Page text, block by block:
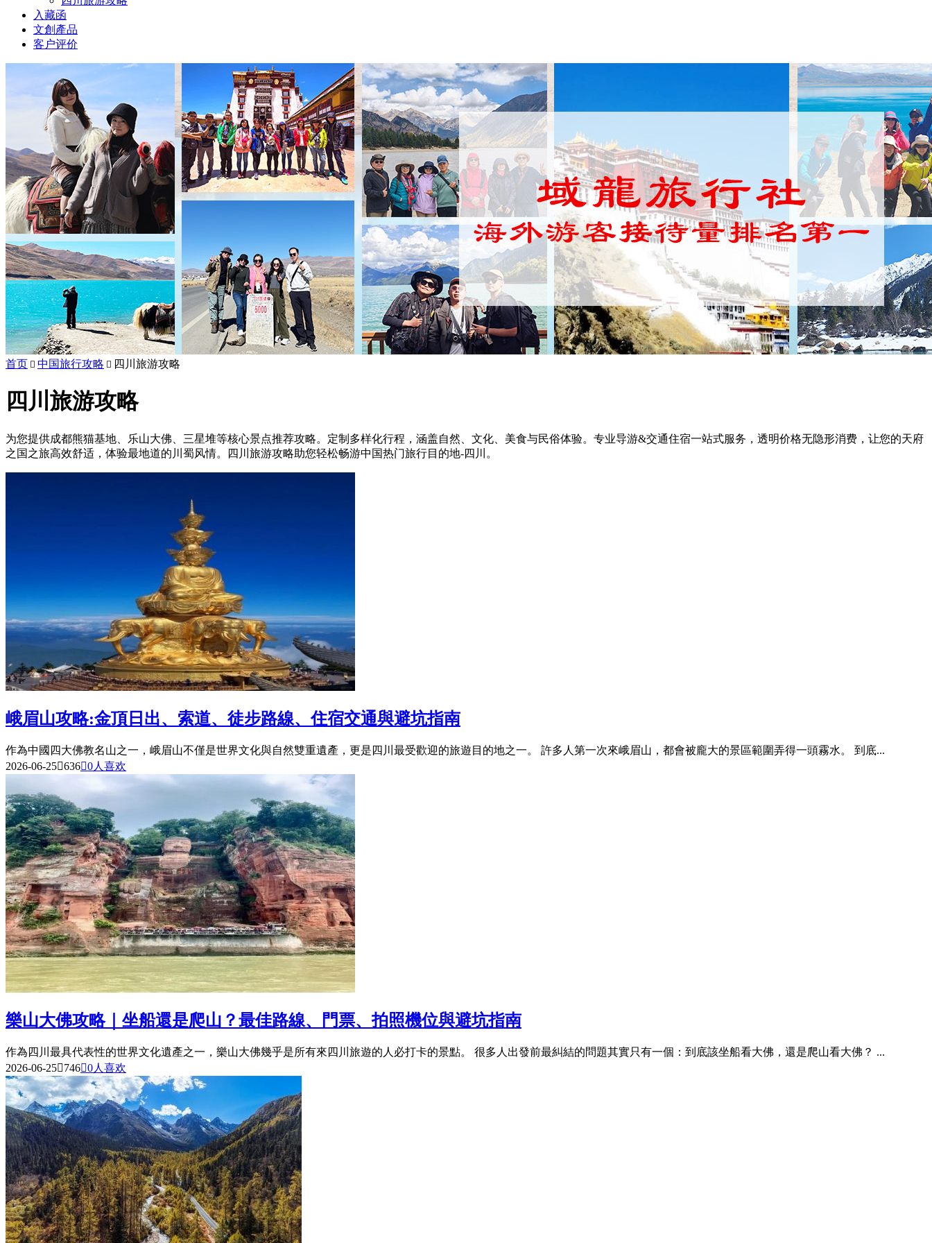
入藏函
文創產品
客户评价
首页  中国旅行攻略  四川旅游攻略
四川旅游攻略
为您提供成都熊猫基地、乐山大佛、三星堆等核心景点推荐攻略。定制多样化行程，涵盖自然、文化、美食与民俗体验。专业导游&交通住宿一站式服务，透明价格无隐形消费，让您的天府
之国之旅高效舒适，体验最地道的川蜀风情。四川旅游攻略助您轻松畅游中国热门旅行目的地-四川。
峨眉山攻略:金頂日出、索道、徒步路線、住宿交通與避坑指南
作為中國四大佛教名山之一，峨眉山不僅是世界文化與自然雙重遺產，更是四川最受歡迎的旅遊目的地之一。 許多人第一次來峨眉山，都會被龐大的景區範圍弄得一頭霧水。 到底...
2026-06-256360人喜欢
樂山大佛攻略｜坐船還是爬山？最佳路線、門票、拍照機位與避坑指南
作為四川最具代表性的世界文化遺產之一，樂山大佛幾乎是所有來四川旅遊的人必打卡的景點。 很多人出發前最糾結的問題其實只有一個：到底該坐船看大佛，還是爬山看大佛？ ...
2026-06-257460人喜欢